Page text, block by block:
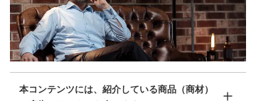
本コンテンツには、紹介している商品（商材）